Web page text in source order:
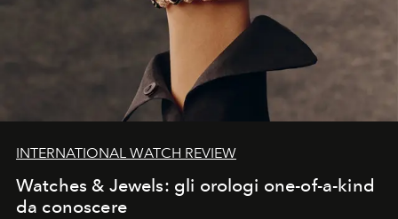
INTERNATIONAL WATCH REVIEW
Watches & Jewels: gli orologi one-of-a-kind
da conoscere